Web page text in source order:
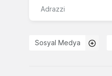
Adrazzi
Sosyal Medya